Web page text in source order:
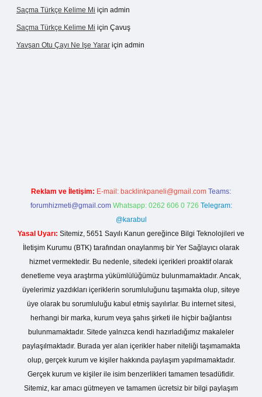
Saçma Türkçe Kelime Mi için admin
Saçma Türkçe Kelime Mi için Çavuş
Yavşan Otu Çayı Ne Işe Yarar için admin
Reklam ve İletişim: E-mail: backlinkpaneli@gmail.com Teams:
forumhizmeti@gmail.com Whatsapp: 0262 606 0 726 Telegram:
@karabul
Yasal Uyarı: Sitemiz, 5651 Sayılı Kanun gereğince Bilgi Teknolojileri ve
İletişim Kurumu (BTK) tarafından onaylanmış bir Yer Sağlayıcı olarak
hizmet vermektedir. Bu nedenle, sitedeki içerikleri proaktif olarak
denetleme veya araştırma yükümlülüğümüz bulunmamaktadır. Ancak,
üyelerimiz yazdıkları içeriklerin sorumluluğunu taşımakta olup, siteye
üye olarak bu sorumluluğu kabul etmiş sayılırlar. Bu internet sitesi,
herhangi bir marka, kurum veya şahıs şirketi ile hiçbir bağlantısı
bulunmamaktadır. Sitede yalnızca kendi hazırladığımız makaleler
paylaşılmaktadır. Burada yer alan içerikler haber niteliği taşımamakta
olup, gerçek kurum ve kişiler hakkında paylaşım yapılmamaktadır.
Gerçek kurum ve kişiler ile isim benzerlikleri tamamen tesadüfidir.
Sitemiz, kar amacı gütmeyen ve tamamen ücretsiz bir bilgi paylaşım